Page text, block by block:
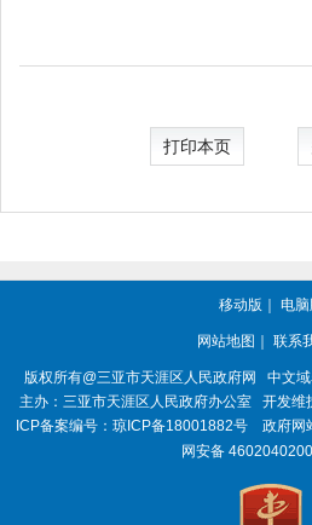
打印本页
移动版 电脑
网站地图 联系
版权所有@三亚市天涯区人民政府网 中文域
主办：三亚市天涯区人民政府办公室
开发维
ICP备案编号： 琼ICP备18001882号 政府网
网安备